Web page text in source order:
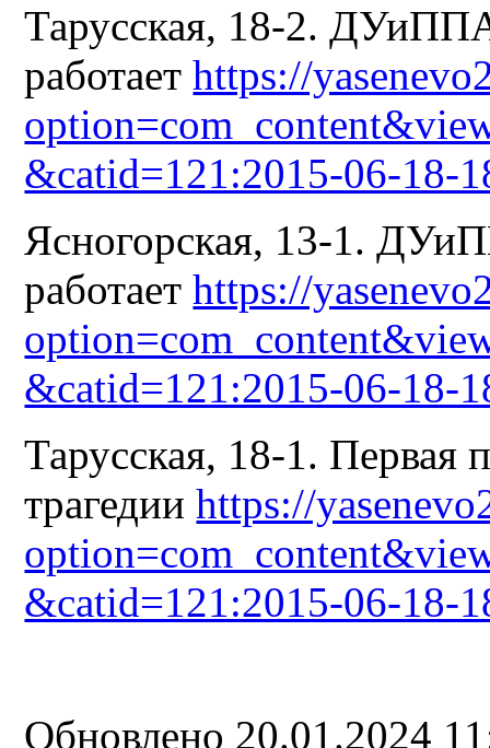
Тарусская, 18-2.
работаетhttps://
&catid=121:2015-06-18-
Ясногорская, 13-1.
работаетhttps://
&catid=121:2015-06-18-
Тарусская, 18-1. Первая
трагедииhttps://
&catid=121:2015-06-18-
Обновлено 20.01.2024